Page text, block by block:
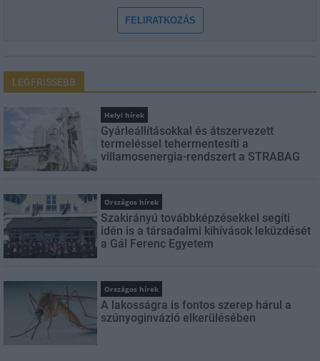
FELIRATKOZÁS
LEGFRISSEBB
Helyi hírek
Gyárleállításokkal és átszervezett
termeléssel tehermentesíti a
villamosenergia-rendszert a STRABAG
Országos hírek
Szakirányú továbbképzésekkel segíti
idén is a társadalmi kihívások leküzdését
a Gál Ferenc Egyetem
Országos hírek
A lakosságra is fontos szerep hárul a
szúnyoginvázió elkerülésében